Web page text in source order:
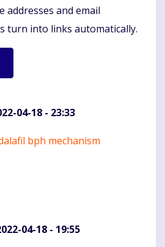
addresses and email
turn into links automatically.
04-18 - 23:33
bph mechanism
04-18 - 19:55